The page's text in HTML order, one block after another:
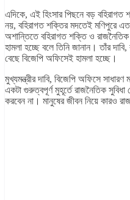
এদিকে, এই হিংসার পিছনে বড় বহিরাগত
নয়, বহিরাগত শক্তির মদতেই মণিপুরে এত
অশান্তিতে বহিরাগত শক্তি ও
হামলা হচ্ছে বলে তিনি জানান। তাঁর
বেছে বিজেপি অফিসেই হামলা হচ্ছে।
মুখ্যমন্ত্রীর দাবি, বিজেপি অফিসে
একটা গুরুত্বপূর্ণ মুহূর্তে রাজনৈতিক সুবিধা
করবেন না। মানুষের জীবন নিয়ে কারও